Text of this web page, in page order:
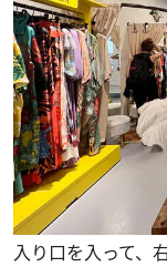
入り口を入って、